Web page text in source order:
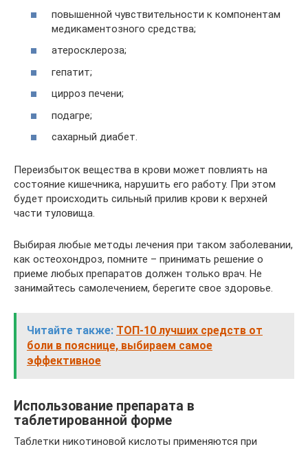
повышенной чувствительности к компонентам
медикаментозного средства;
атеросклероза;
гепатит;
цирроз печени;
подагре;
сахарный диабет.
Переизбыток вещества в крови может повлиять на
состояние кишечника, нарушить его работу. При этом
будет происходить сильный прилив крови к верхней
части туловища.
Выбирая любые методы лечения при таком заболевании,
как остеохондроз, помните – принимать решение о
приеме любых препаратов должен только врач. Не
занимайтесь самолечением, берегите свое здоровье.
Читайте также: ТОП-10 лучших средств от
боли в пояснице, выбираем самое
эффективное
Использование препарата в
таблетированной форме
Таблетки никотиновой кислоты применяются при